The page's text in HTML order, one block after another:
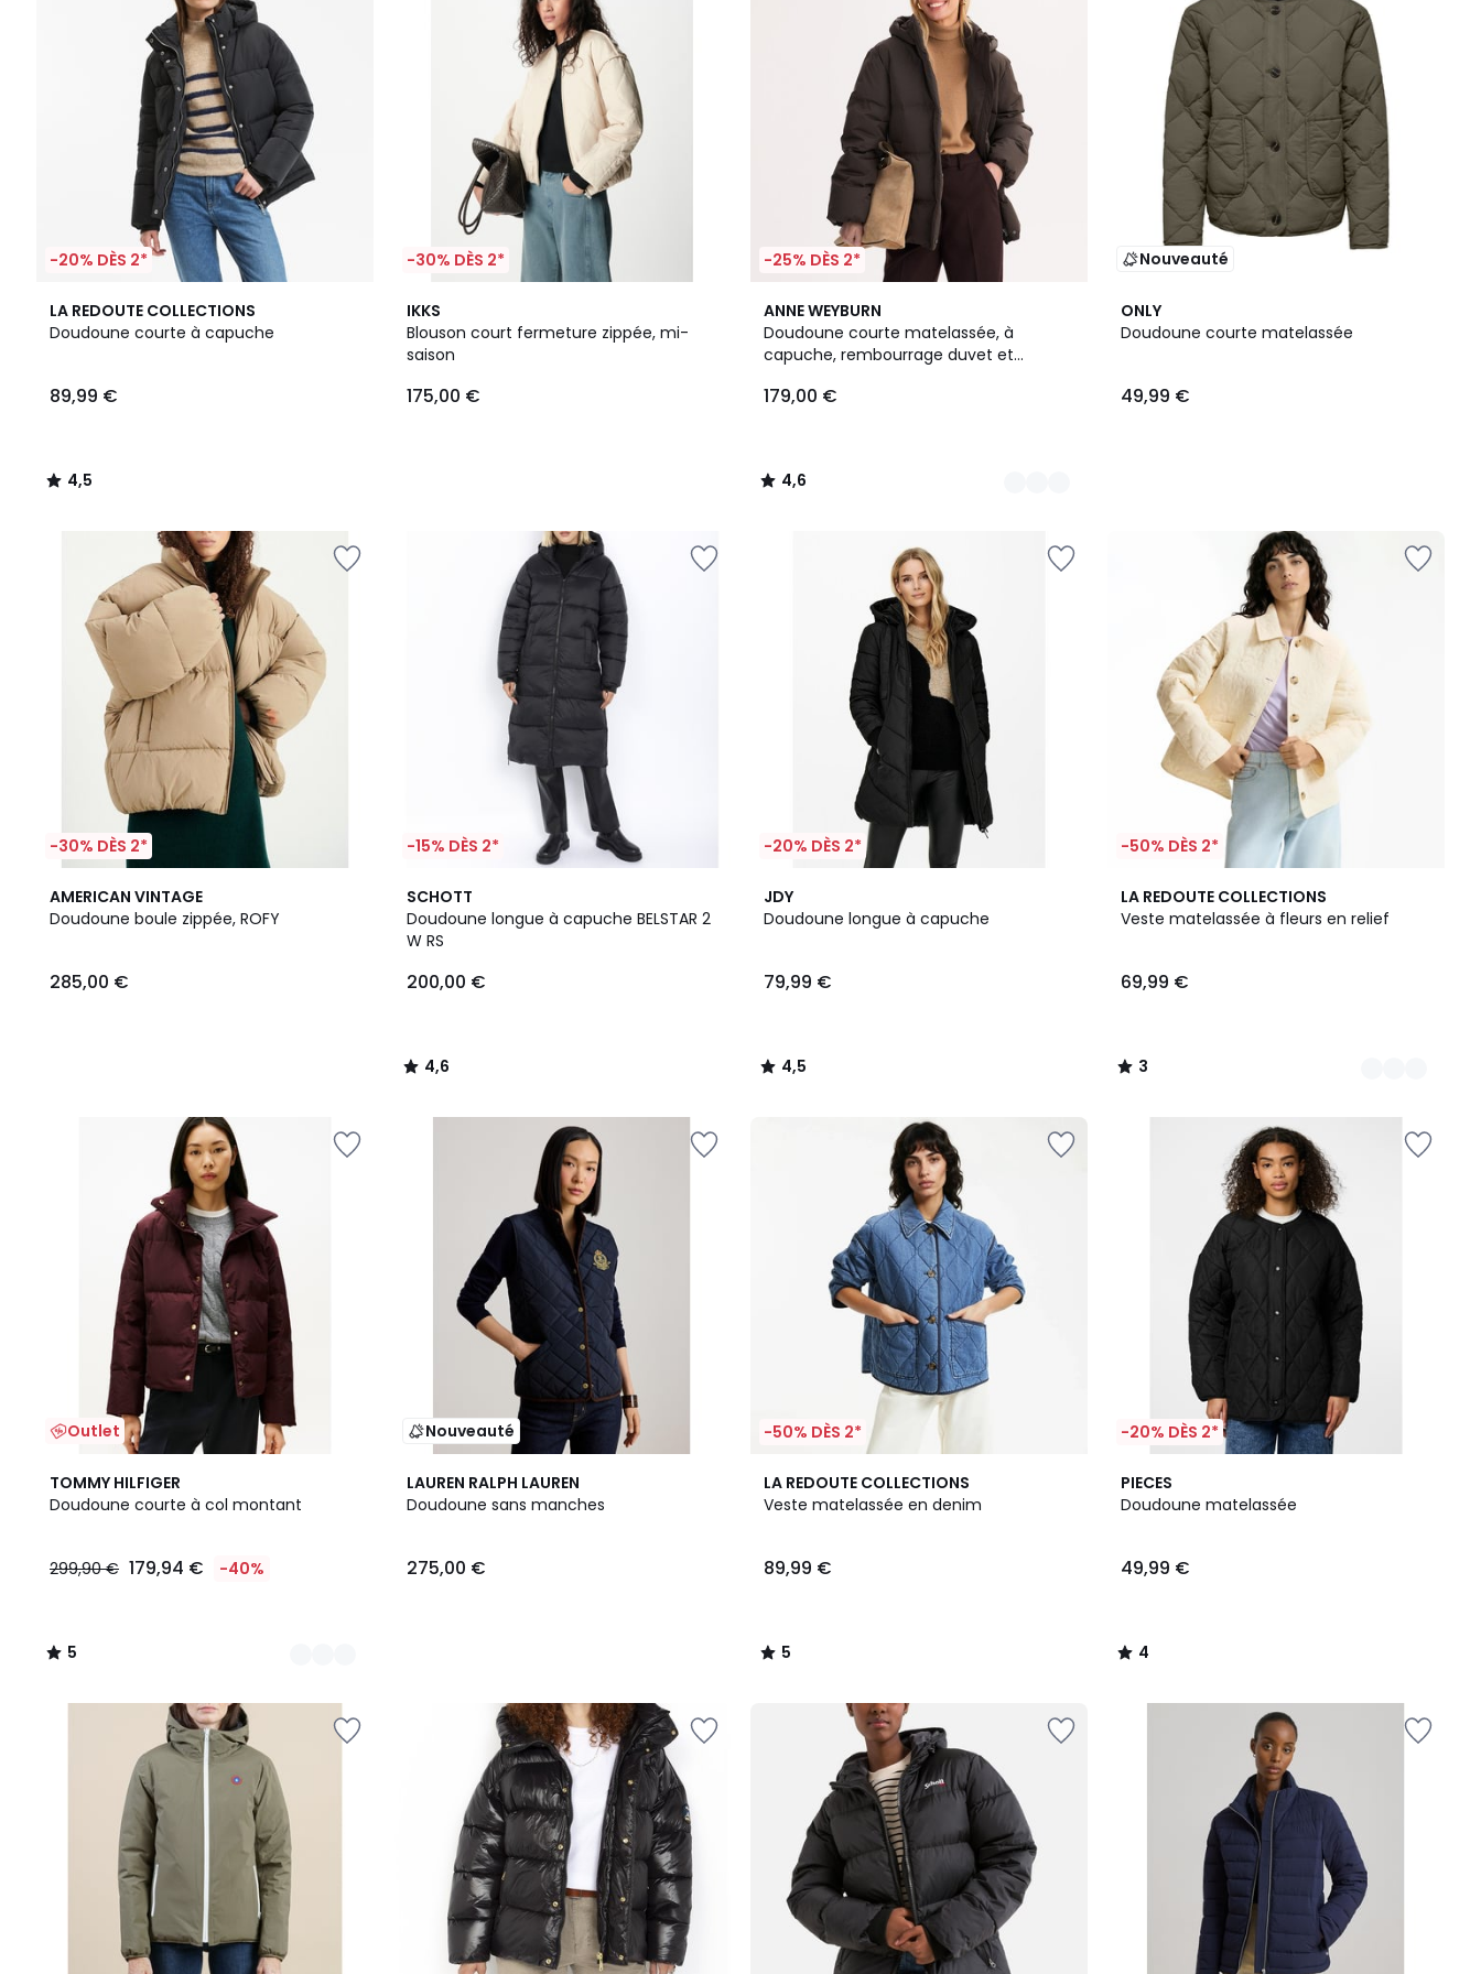
-20% DÈS 2*
LA REDOUTE COLLECTIONS
Doudoune courte à capuche
89,99 €
4,5
/ 5
4,5
/
-30% DÈS 2*
IKKS
Blouson court fermeture zippée, mi-
saison
175,00 €
-25% DÈS 2*
ANNE WEYBURN
Doudoune courte matelassée, à
capuche, rembourrage duvet et
179,00 €
4,6
/ 5
2
Couleurs
4,6
/
Nouveauté
ONLY
Doudoune courte matelassée
49,99 €
-30% DÈS 2*
AMERICAN VINTAGE
Doudoune boule zippée, ROFY
285,00 €
-15% DÈS 2*
SCHOTT
Doudoune longue à capuche BELSTAR 2
W RS
200,00 €
4,6
/ 5
4,6
/
-20% DÈS 2*
JDY
Doudoune longue à capuche
79,99 €
4,5
/ 5
4,5
/
-50% DÈS 2*
LA REDOUTE COLLECTIONS
Veste matelassée à fleurs en relief
69,99 €
3
/
2
Couleurs
3
/
Outlet
TOMMY HILFIGER
Doudoune courte à col montant
299,90 € 179,94 € -40%
5
/
2
Couleurs
5
/
Nouveauté
LAUREN RALPH LAUREN
Doudoune sans manches
275,00 €
-50% DÈS 2*
LA REDOUTE COLLECTIONS
Veste matelassée en denim
89,99 €
5
/
5
/
-20% DÈS 2*
PIECES
Doudoune matelassée
49,99 €
4
/
4
/